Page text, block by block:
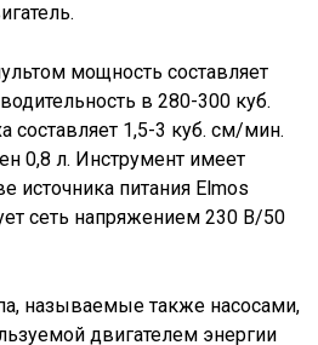
мощность составляет
в 280-300 куб.
составляет 1,5-3 куб. см/мин.
0,8 л. Инструмент имеет
источника питания Elmos
сеть напряжением 230 В/50
называемые также насосами,
двигателем энергии